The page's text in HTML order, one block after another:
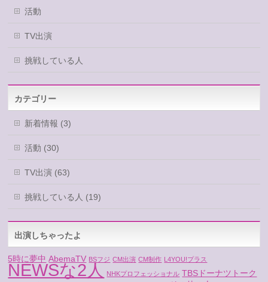
活動
TV出演
挑戦している人
カテゴリー
新着情報 (3)
活動 (30)
TV出演 (63)
挑戦している人 (19)
出演しちゃったよ
5時に夢中 AbemaTV BSフジ CM出演 CM制作 L4YOU!プラス
NEWSな2人 NHKプロフェッショナル TBSドーナツトーク